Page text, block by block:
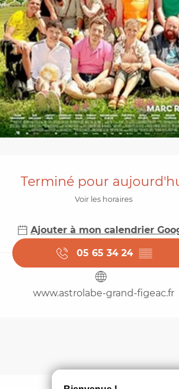
et
Terminé pour
Voir les horaires
Ajouter à mon calendrier
05 65 34 24 ▒▒
www.astrolabe-grand-figeac.fr